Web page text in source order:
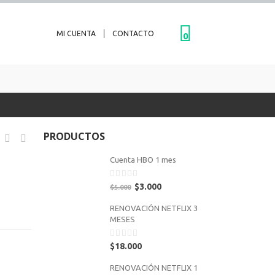
MI CUENTA CONTACTO 0
PRODUCTOS
Cuenta HBO 1 mes
0
out
5
$5.000 $3.000
RENOVACIÓN NETFLIX 3
MESES
0
out
5
$18.000
RENOVACIÓN NETFLIX 1